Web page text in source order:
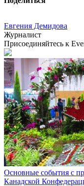
Евгения Демидова
Журналист
Присоединяйтесь к
Основные события с
Канадской